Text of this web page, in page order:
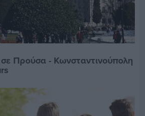
Προύσα - Κωνσταντινούπολη